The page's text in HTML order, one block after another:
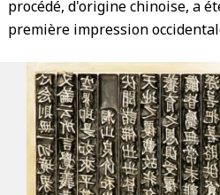
procédé, d'origine chinoise, a
première impression